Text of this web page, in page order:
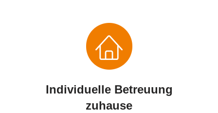
Individuelle Betreuung
zuhause